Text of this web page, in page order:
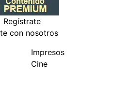
Regístrate
con nosotros
Impresos
Cine